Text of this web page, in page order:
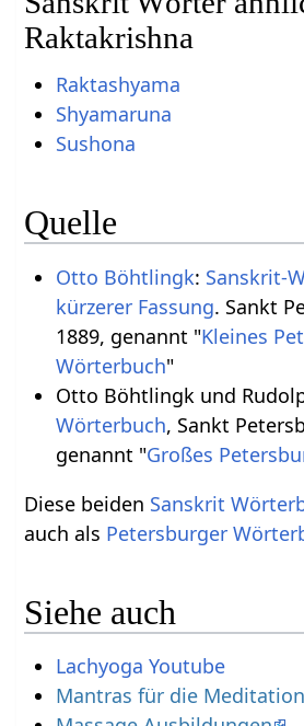
Raktakrishna
Raktashyama
Shyamaruna
Sushona
Quelle
Otto Böhtlingk: Sanskrit-
kürzerer Fassung. Sankt
1889, genannt "Kleines
Wörterbuch"
Otto Böhtlingk und
Wörterbuch, Sankt
genannt "Großes
Diese beiden Sanskrit
auch als Petersburger
Siehe auch
Lachyoga Youtube
Mantras für die